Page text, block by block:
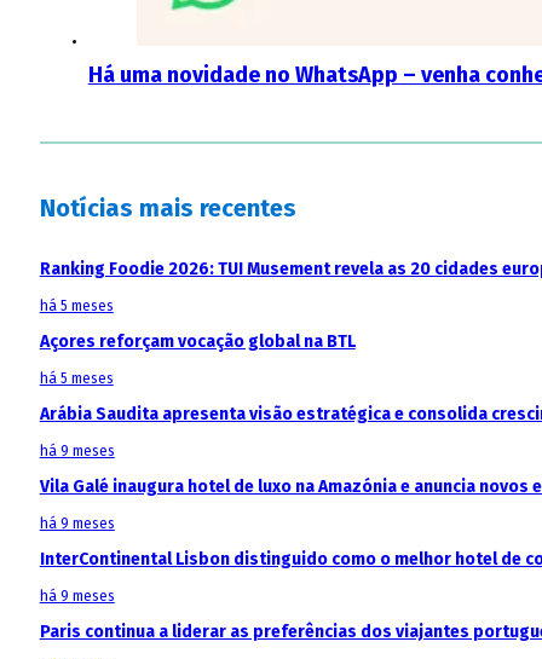
Há uma novidade no WhatsApp – venha
Notícias mais recentes
Ranking Foodie 2026: TUI Musement revela as 20 cidades
há 5 meses
Açores reforçam vocação global na BTL
há 5 meses
Arábia Saudita apresenta visão estratégica e consolida
há 9 meses
Vila Galé inaugura hotel de luxo na Amazónia e anuncia
há 9 meses
InterContinental Lisbon distinguido como o melhor hotel de
há 9 meses
Paris continua a liderar as preferências dos viajantes